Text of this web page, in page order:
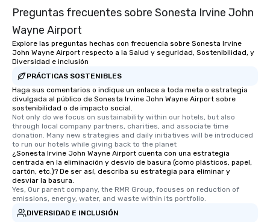
Preguntas frecuentes sobre Sonesta Irvine John
Wayne Airport
Explore las preguntas hechas con frecuencia sobre Sonesta Irvine
John Wayne Airport respecto a la Salud y seguridad, Sostenibilidad, y
Diversidad e inclusión
PRÁCTICAS SOSTENIBLES
Haga sus comentarios o indique un enlace a toda meta o estrategia
divulgada al público de Sonesta Irvine John Wayne Airport sobre
sostenibilidad o de impacto social.
Not only do we focus on sustainability within our hotels, but also
through local company partners, charities, and associate time
donation. Many new strategies and daily initiatives will be introduced
to run our hotels while giving back to the planet
¿Sonesta Irvine John Wayne Airport cuenta con una estrategia
centrada en la eliminación y desvío de basura (como plásticos, papel,
cartón, etc.)? De ser así, describa su estrategia para eliminar y
desviar la basura.
Yes, Our parent company, the RMR Group, focuses on reduction of
emissions, energy, water, and waste within its portfolio.
DIVERSIDAD E INCLUSIÓN